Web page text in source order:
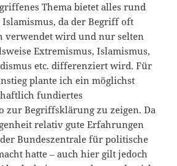
Thema bietet alles rund
da der Begriff oft
verwendet wird und nur selten
Extremismus, Islamismus,
etc. differenziert wird. Für
plante ich ein möglichst
fundiertes
zur Begriffsklärung zu zeigen. Da
relativ gute Erfahrungen
Bundeszentrale für politische
hatte – auch hier gilt jedoch